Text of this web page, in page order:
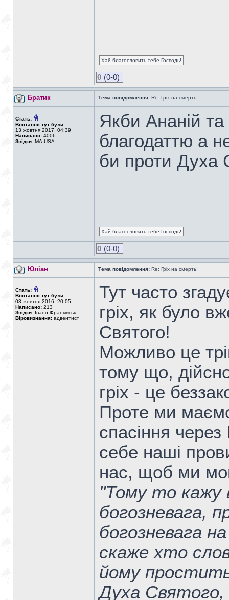
Хай благословить тебе Господь!
0 (0-0)
Братик Тема повідомлення: Re: Гріх на смерть!
Стать:
Востаннє тут були:
13 жовтня 2017, 04:39
Написано: 4006
Звідки: MA-USA
Якби Ананій та
благодаттю а
би проти Духа
Хай благословить тебе Господь!
0 (0-0)
Юліан Тема повідомлення: Re: Гріх на смерть!
Стать:
Востаннє тут були:
03 жовтня 2016, 20:05
Написано: 213
Звідки: Івано-Франківськ
Віровизнання: адвентист
Тут часто
гріх, як було
Святого!
Можливо це
тому що,
гріх - це
Проте ми
спасіння
себе наші
нас, щоб ми
"Тому то кажу
богозневага,
богозневага
скаже хто
йому
Духа Святого,